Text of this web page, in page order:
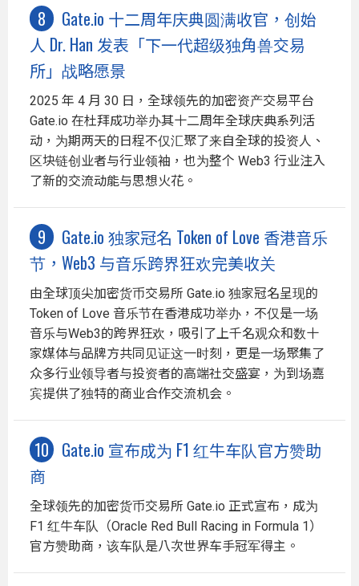
Gate.io 十二周年庆典圆满收官，创始
人 Dr. Han 发表「下一代超级独角兽交易
所」战略愿景
2025 年 4 月 30 日，全球领先的加密资产交易平台
Gate.io 在杜拜成功举办其十二周年全球庆典系列活
动，为期两天的日程不仅汇聚了来自全球的投资人、
区块链创业者与行业领袖，也为整个 Web3 行业注入
了新的交流动能与思想火花。
Gate.io 独家冠名 Token of Love 香港音乐
节，Web3 与音乐跨界狂欢完美收关
由全球顶尖加密货币交易所 Gate.io 独家冠名呈现的
Token of Love 音乐节在香港成功举办，不仅是一场
音乐与Web3的跨界狂欢，吸引了上千名观众和数十
家媒体与品牌方共同见证这一时刻，更是一场聚集了
众多行业领导者与投资者的高端社交盛宴，为到场嘉
宾提供了独特的商业合作交流机会。
Gate.io 宣布成为 F1 红牛车队官方赞助
商
全球领先的加密货币交易所 Gate.io 正式宣布，成为
F1 红牛车队（Oracle Red Bull Racing in Formula 1）
官方赞助商，该车队是八次世界车手冠军得主。